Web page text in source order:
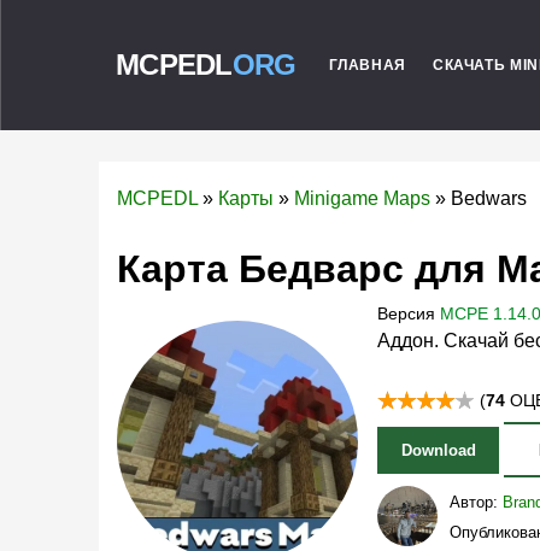
MCPEDLORG ГЛАВНАЯ СКАЧАТЬ
MCPEDL » Карты » Minigame Maps » Bedwars
Карта Бедварс для
Версия MCPE
Аддон. Скачай
(74
Download
Автор: